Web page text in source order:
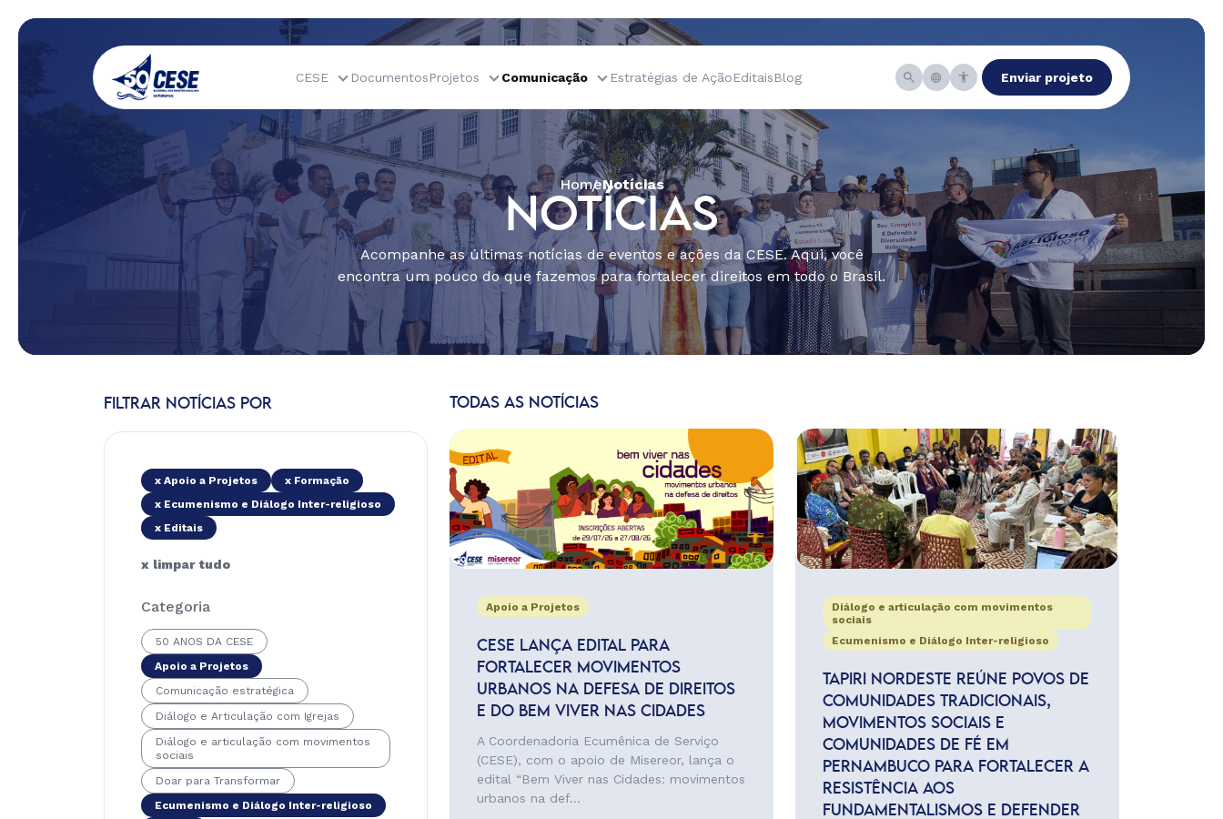
CESE DocumentosProjetos Comunicação Estratégias de AçãoEditaisBlog Enviar projeto
HomeNotícias
NOTÍCIAS
Acompanhe as últimas notícias de eventos e ações da CESE. Aqui, você
encontra um pouco do que fazemos para fortalecer direitos em todo o Brasil.
FILTRAR NOTÍCIAS POR
x Apoio a Projetos
x Formação
x Ecumenismo e Diálogo Inter-religioso
x Editais
x limpar tudo
Categoria
50 ANOS DA CESE
Apoio a Projetos
Comunicação estratégica
Diálogo e Articulação com Igrejas
Diálogo e articulação com movimentos
sociais
Doar para Transformar
Ecumenismo e Diálogo Inter-religioso
TODAS AS NOTÍCIAS
Apoio a Projetos
CESE LANÇA EDITAL PARA
FORTALECER MOVIMENTOS
URBANOS NA DEFESA DE DIREITOS
E DO BEM VIVER NAS CIDADES
A Coordenadoria Ecumênica de Serviço
(CESE), com o apoio de Misereor, lança o
edital “Bem Viver nas Cidades: movimentos
urbanos na def...
Diálogo e articulação com movimentos
sociais
Ecumenismo e Diálogo Inter-religioso
TAPIRI NORDESTE REÚNE POVOS DE
COMUNIDADES TRADICIONAIS,
MOVIMENTOS SOCIAIS E
COMUNIDADES DE FÉ EM
PERNAMBUCO PARA FORTALECER A
RESISTÊNCIA AOS
FUNDAMENTALISMOS E DEFENDER